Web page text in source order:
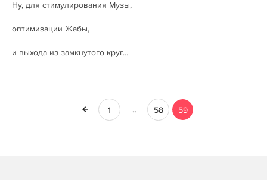
Ну, для стимулирования Музы,
оптимизации Жабы,
и выхода из замкнутого круг...
1 ... 58 59